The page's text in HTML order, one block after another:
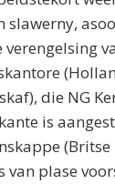
slawerny,
die NG
is
(Britse
van plase